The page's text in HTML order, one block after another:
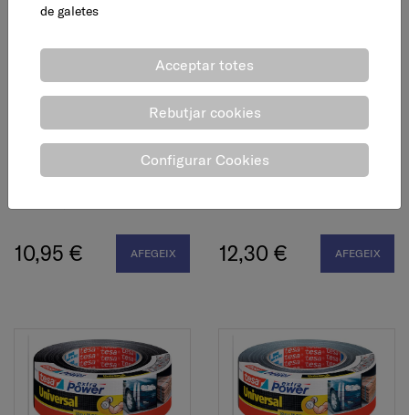
Cinta americana extra
10,95 € AFEGEIX
Cinta americana extra
12,30 € AFEGEIX
de galetes
Acceptar totes
Rebutjar cookies
Configurar Cookies